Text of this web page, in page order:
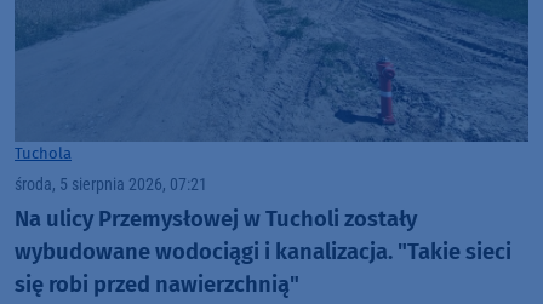
Tuchola
środa, 5 sierpnia 2026, 07:21
Na ulicy Przemysłowej w Tucholi zostały
wybudowane wodociągi i kanalizacja. "Takie sieci
się robi przed nawierzchnią"